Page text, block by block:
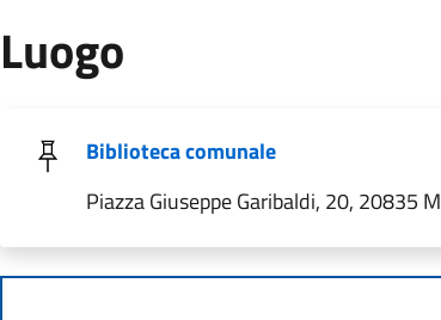
Luogo
Biblioteca comunale
Piazza Giuseppe Garibaldi, 20, 20835